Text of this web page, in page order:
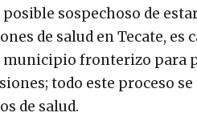
sospechoso de
de salud en Tecate,
municipio fronterizo para
todo este proceso
de salud.